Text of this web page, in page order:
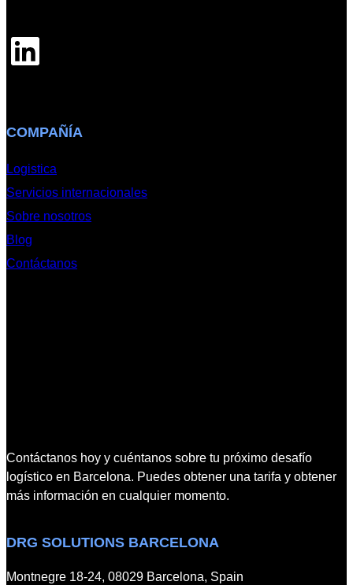
LinkedIn
COMPAÑÍA
Logistica
Servicios internacionales
Sobre nosotros
Blog
Contáctanos
Contáctanos hoy y cuéntanos sobre tu próximo desafío
logístico en Barcelona. Puedes obtener una tarifa y obtener
más información en cualquier momento.
DRG SOLUTIONS BARCELONA
Montnegre 18-24, 08029 Barcelona, Spain